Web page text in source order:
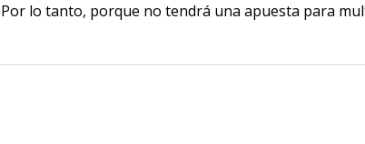
Por lo tanto, porque no tendrá una apuesta para